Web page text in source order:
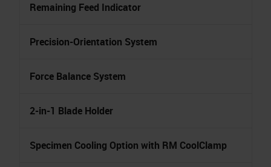
Remaining Feed Indicator
Precision-Orientation System
Force Balance System
2-in-1 Blade Holder
Specimen Cooling Option with RM CoolClamp